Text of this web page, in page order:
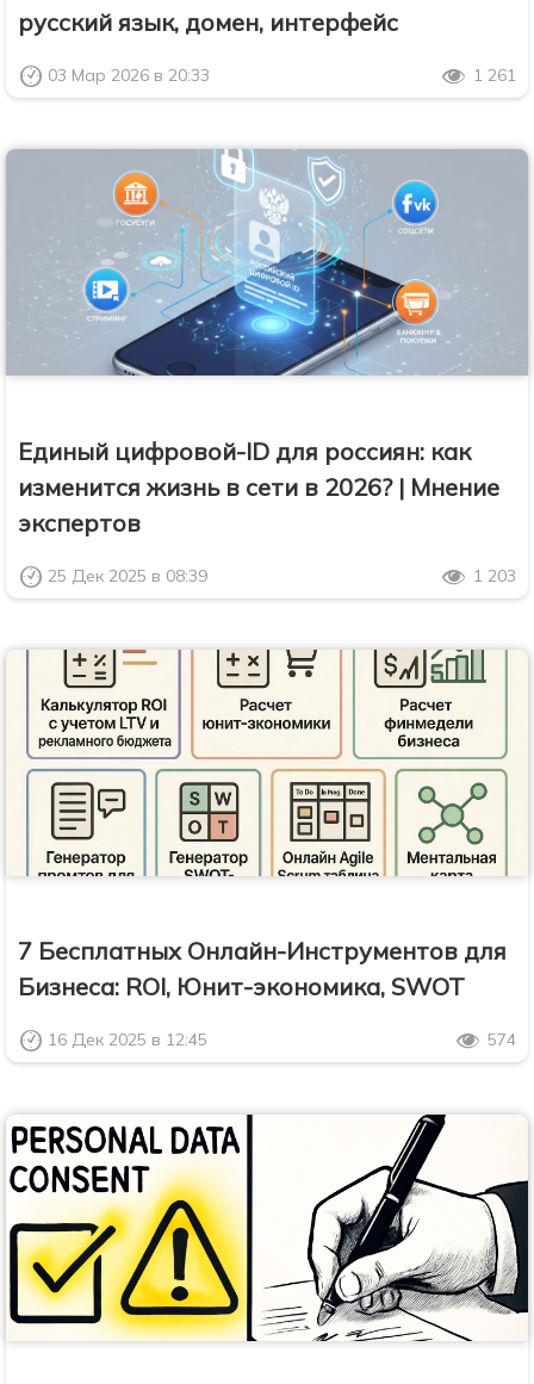
русский язык, домен, интерфейс
03 Мар 2026 в 20:33 1 261
Единый цифровой-ID для россиян: как
изменится жизнь в сети в 2026? | Мнение
экспертов
25 Дек 2025 в 08:39 1 203
7 Бесплатных Онлайн-Инструментов для
Бизнеса: ROI, Юнит-экономика, SWOT
16 Дек 2025 в 12:45 574